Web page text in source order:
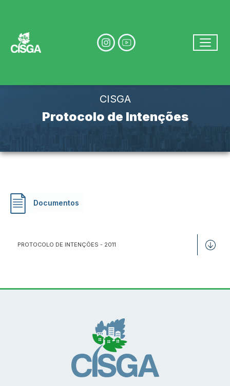
CISGA
Protocolo de Intenções
Documentos
PROTOCOLO DE INTENÇÕES - 2011